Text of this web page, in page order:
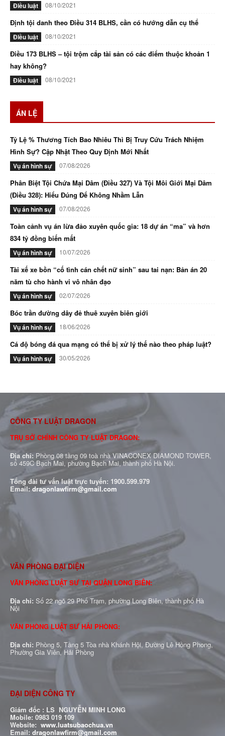
Điều luật 08/10/2021
Định tội danh theo Điều 314 BLHS, cần có hướng dẫn cụ thể
Điều luật 08/10/2021
Điều 173 BLHS – tội trộm cắp tài sản có các điểm thuộc khoản 1
hay không?
Điều luật 08/10/2021
ÁN LỆ
Tỷ Lệ % Thương Tích Bao Nhiêu Thì Bị Truy Cứu Trách Nhiệm
Hình Sự? Cập Nhật Theo Quy Định Mới Nhất
Vụ án hình sự 07/08/2026
Phân Biệt Tội Chứa Mại Dâm (Điều 327) Và Tội Môi Giới Mại Dâm
(Điều 328): Hiểu Đúng Để Không Nhầm Lẫn
Vụ án hình sự 07/08/2026
Toàn cảnh vụ án lừa đảo xuyên quốc gia: 18 dự án “ma” và hơn
834 tỷ đồng biến mất
Vụ án hình sự 10/07/2026
Tài xế xe bồn “cố tình cán chết nữ sinh” sau tai nạn: Bản án 20
năm tù cho hành vi vô nhân đạo
Vụ án hình sự 02/07/2026
Bóc trần đường dây đẻ thuê xuyên biên giới
Vụ án hình sự 18/06/2026
Cá độ bóng đá qua mạng có thể bị xử lý thế nào theo pháp luật?
Vụ án hình sự 30/05/2026
CÔNG TY LUẬT DRAGON
TRỤ SỞ CHÍNH CÔNG TY LUẬT DRAGON:
Địa chỉ: Phòng 08 tầng 09 toà nhà VINACONEX DIAMOND TOWER,
số 459C Bạch Mai, phường Bạch Mai, thành phố Hà Nội.
Tổng đài tư vấn luật trực tuyến: 1900.599.979
Email:dragonlawfirm@gmail.com
VĂN PHÒNG ĐẠI DIỆN
VĂN PHÒNG LUẬT SƯ TẠI QUẬN LONG BIÊN:
Địa chỉ: Số 22 ngõ 29 Phố Trạm, phường Long Biên, thành phố Hà
Nội
VĂN PHÒNG LUẬT SƯ HẢI PHÒNG:
Địa chỉ: Phòng 5, Tầng 5 Tòa nhà Khánh Hội, Đường Lê Hồng Phong,
Phường Gia Viên, Hải Phòng
ĐẠI DIỆN CÔNG TY
Giám đốc : LS NGUYỄN MINH LONG
Mobile: 0983 019 109
Website: www.luatsubaochua.vn
Email: dragonlawfirm@gmail.com